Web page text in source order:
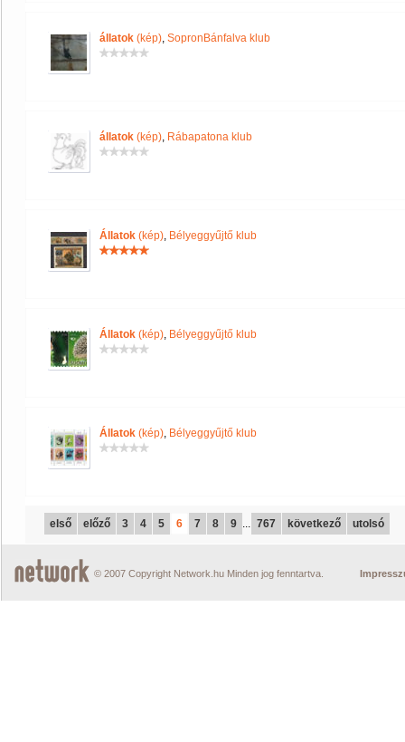
állatok (kép), SopronBánfalva klub
állatok (kép), Rábapatona klub
Állatok (kép), Bélyeggyűjtő klub
Állatok (kép), Bélyeggyűjtő klub
Állatok (kép), Bélyeggyűjtő klub
első előző 3 4 5 6 7 8 9 ... 767 következő utolsó
© 2007 Copyright Network.hu Minden jog fenntartva.